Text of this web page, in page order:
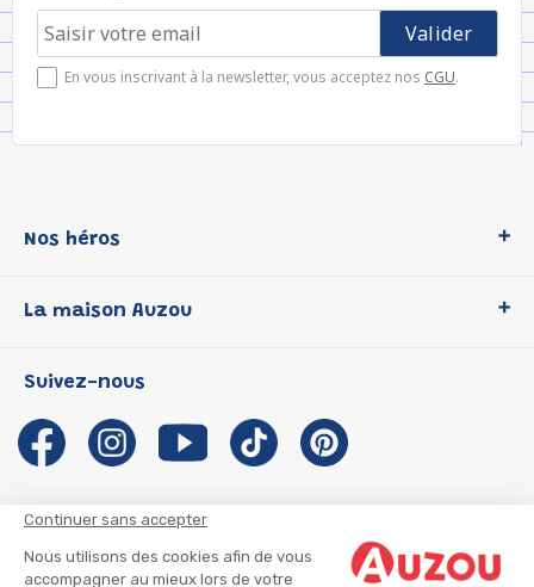
Continuer sans accepter
Nous utilisons des cookies afin de vous
accompagner au mieux lors de votre
En vous inscrivant à la newsletter, vous acceptez nos CGU.
Nos héros
P'tit Loup
Les Influenceuses
Migali
Petite Taupe
La maison Auzou
Notre histoire
Auzou s'engage
Auteurs et illustrateurs Auzou
Suivre mon colis
Suivez-nous
CGU